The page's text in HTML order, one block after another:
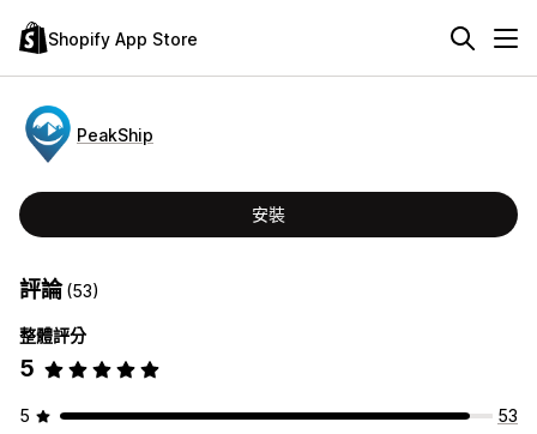
Shopify App Store
PeakShip
安裝
評論(53)
整體評分
5
5
53